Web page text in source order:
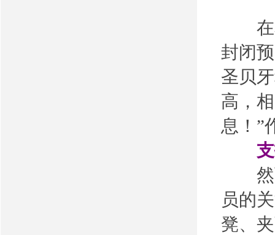
在本
封闭
圣贝
高，
息！”
支招
然而
员的
凳、